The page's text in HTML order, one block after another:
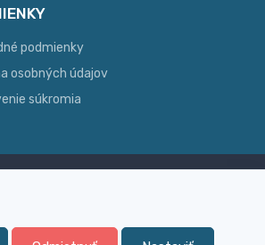
podmienky
osobných údajov
súkromia
Široký sortiment, z ktorého Vám